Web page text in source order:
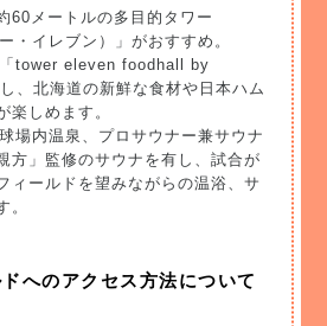
60メートルの多目的タワー
・イレブン）」がおすすめ。
tower eleven foodhall by
、北海道の新鮮な食材や日本ハム
楽しめます。
場内温泉、プロサウナー兼サウナ
方」監修のサウナを有し、試合が
ィールドを望みながらの温浴、サ
。
へのアクセス方法について